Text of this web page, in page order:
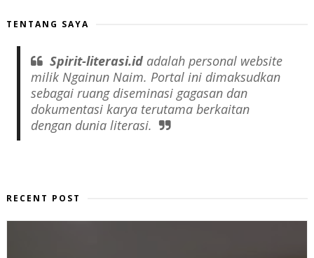
TENTANG SAYA
Spirit-literasi.idadalah personal website
milik Ngainun Naim. Portal ini dimaksudkan
sebagai ruang diseminasi gagasan dan
dokumentasi karya terutama berkaitan
dengan dunia literasi.
RECENT POST